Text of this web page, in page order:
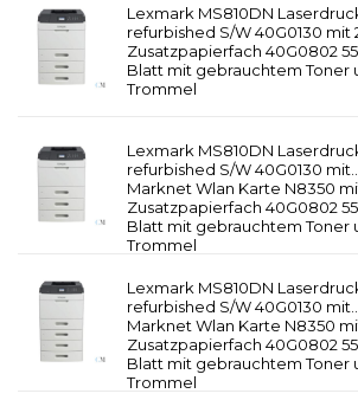
Lexmark MS810DN
refurbished S/W 40G0130 mit
Zusatzpapierfach 40G0802
Blatt mit gebrauchtem Toner
Trommel
Lexmark MS810DN
refurbished S/W 40G0130 mit
Marknet Wlan Karte N8350
Zusatzpapierfach 40G0802
Blatt mit gebrauchtem Toner
Trommel
Lexmark MS810DN
refurbished S/W 40G0130 mit
Marknet Wlan Karte N8350
Zusatzpapierfach 40G0802
Blatt mit gebrauchtem Toner
Trommel